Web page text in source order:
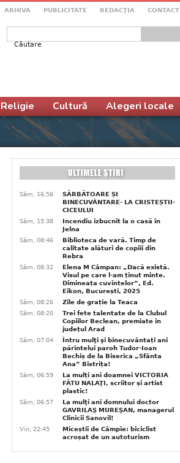
ARHIVA PUBLICITATE REDACŢIA CONTACT
Formular de căutare
Religie Cultură Alegeri locale
Sâm, 16:56
SĂRBĂTOARE ȘI
BINECUVÂNTARE- LA CRISTEȘTII-
CICEULUI
Sâm, 15:38
Incendiu izbucnit la o casă în
Jelna
Sâm, 08:46
Biblioteca de vară. Timp de
calitate alături de copiii din
Rebra
Sâm, 08:32
Elena M Câmpan: „Dacă există.
Visul pe care l-am ținut minte.
Dimineața cuvintelor”, Ed.
Eikon, București, 2025
Sâm, 08:26
Zile de grație la Teaca
Sâm, 08:20
Trei fete talentate de la Clubul
Copiilor Beclean, premiate in
județul Arad
Sâm, 07:04
Întru mulţi şi binecuvântați ani
părintelui paroh Tudor-Ioan
Bechiș de la Biserica „Sfânta
Ana” Bistrița!
Sâm, 06:59
La mulți ani doamnei VICTORIA
FĂTU NALAŢI, scriitor și artist
plastic!
Sâm, 06:57
La mulţi ani domnului doctor
GAVRILAŞ MUREŞAN, managerul
Clinicii Sanovil!
Vin, 22:45
Miceștii de Câmpie: biciclist
acroșat de un autoturism